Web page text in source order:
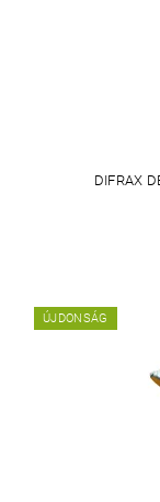
DIFRAX
ÚJDONSÁG